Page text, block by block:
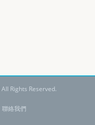
Rights Reserved.
聯絡我們